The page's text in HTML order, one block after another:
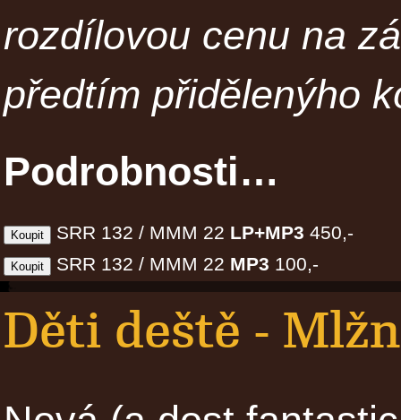
rozdílovou cenu na
předtím přidělenýho
Podrobnosti…
SRR 132 / MMM 22 LP+MP3 450,-
SRR 132 / MMM 22 MP3 100,-
Děti deště -